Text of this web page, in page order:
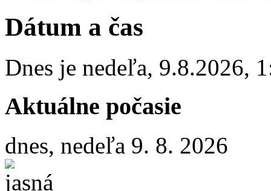
Dátum a čas
Dnes je nedeľa, 9.8.2026,
Aktuálne počasie
dnes, nedeľa 9. 8. 2026